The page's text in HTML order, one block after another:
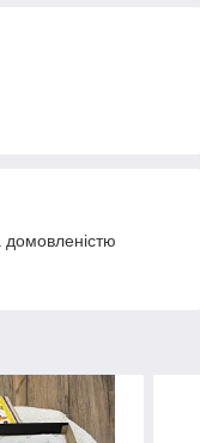
домовленістю